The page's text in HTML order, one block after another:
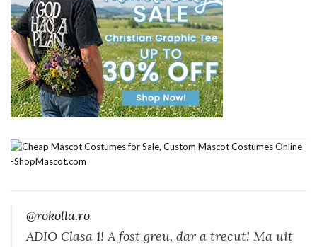
@rokolla.ro
ADIO Clasa 1! A fost greu, dar a trecut! Ma uit